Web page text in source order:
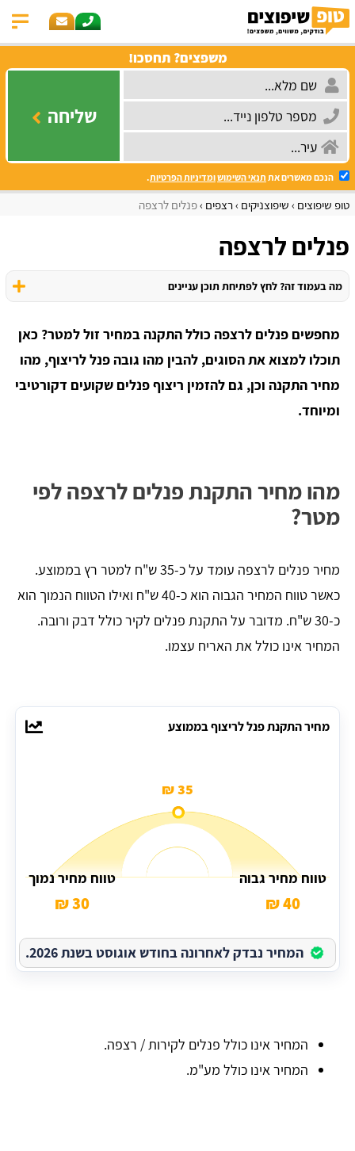
משפצים? תחסכו!
שליחה
הנכם מאשרים את תנאי השימושומדיניות הפרטיות.
טופ שיפוצים שיפוצניקים רצפים פנלים לרצפה
פנלים לרצפה
מה בעמוד זה? לחץ לפתיחת תוכן עניינים
מחפשים פנלים לרצפה כולל התקנה במחיר זול למטר? כאן
תוכלו למצוא את הסוגים, להבין מהו גובה פנל לריצוף, מהו
מחיר התקנה וכן, גם להזמין ריצוף פנלים שקועים דקורטיבי
ומיוחד.
מהו מחיר התקנת פנלים לרצפה לפי
מטר?
מחיר פנלים לרצפה עומד על כ-35 ש"ח למטר רץ בממוצע.
כאשר טווח המחיר הגבוה הוא כ-40 ש"ח ואילו הטווח הנמוך הוא
כ-30 ש"ח. מדובר על התקנת פנלים לקיר כולל דבק ורובה.
המחיר אינו כולל את האריח עצמו.
מחיר התקנת פנל לריצוף בממוצע
35 ₪
טווח מחיר גבוה
40 ₪
טווח מחיר נמוך
30 ₪
המחיר נבדק לאחרונה בחודש אוגוסט בשנת 2026.
המחיר אינו כולל פנלים לקירות / רצפה.
המחיר אינו כולל מע"מ.